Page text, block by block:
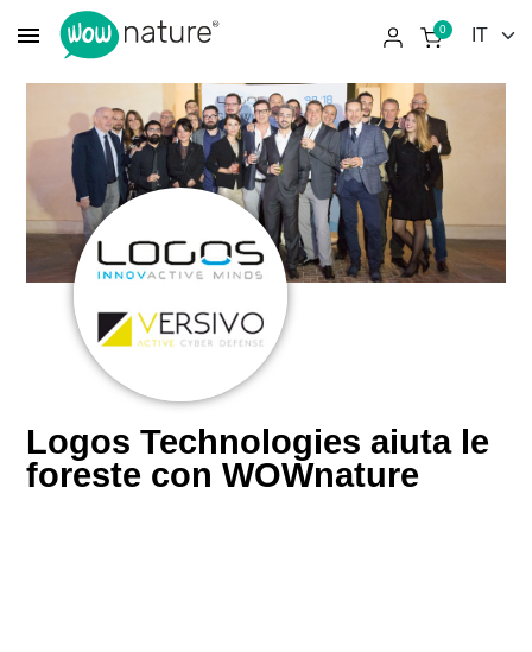
menu 0
Logos Technologies aiuta le
foreste con WOWnature